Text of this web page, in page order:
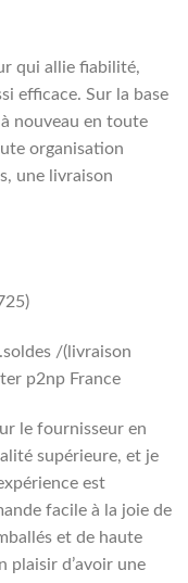
qui allie fiabilité,
efficace. Sur la base
nouveau en toute
organisation
une livraison
/(livraison
p2np France
le fournisseur en
supérieure, et je
est
facile à la joie de
et de haute
plaisir d’avoir une